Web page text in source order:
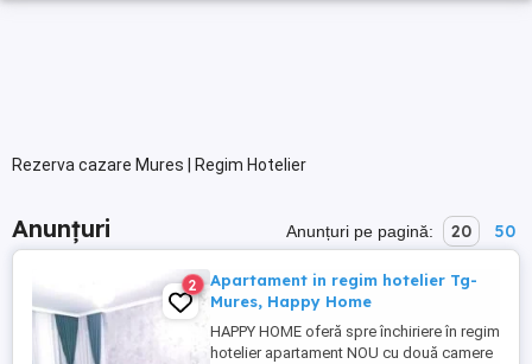
Rezerva cazare Mures | Regim Hotelier
Anunțuri Anunțuri pe pagină: 20 50
2
Apartament in regim hotelier Tg-
Mures, Happy Home
HAPPY HOME oferă spre închiriere în regim
hotelier apartament NOU cu două camere